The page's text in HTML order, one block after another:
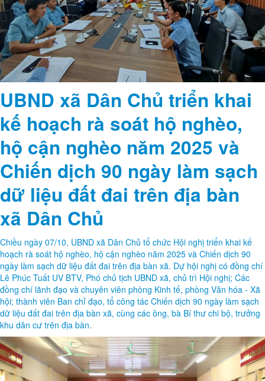
UBND xã Dân Chủ triển khai
kế hoạch rà soát hộ nghèo,
hộ cận nghèo năm 2025 và
Chiến dịch 90 ngày làm sạch
dữ liệu đất đai trên địa bàn
xã Dân Chủ
Chiều ngày 07/10, UBND xã Dân Chủ tổ chức Hội nghị triển khai kế
hoạch rà soát hộ nghèo, hộ cận nghèo năm 2025 và Chiến dịch 90
ngày làm sạch dữ liệu đất đai trên địa bàn xã. Dự hội nghị có đồng chí
Lê Phúc Tuất UV BTV, Phó chủ tịch UBND xã, chủ trì Hội nghị; Các
đồng chí lãnh đạo và chuyên viên phòng Kinh tế, phòng Văn hóa - Xã
hội; thành viên Ban chỉ đạo, tổ công tác Chiến dịch 90 ngày làm sạch
dữ liệu đất đai trên địa bàn xã, cùng các ông, bà Bí thư chi bộ, trưởng
khu dân cư trên địa bàn.